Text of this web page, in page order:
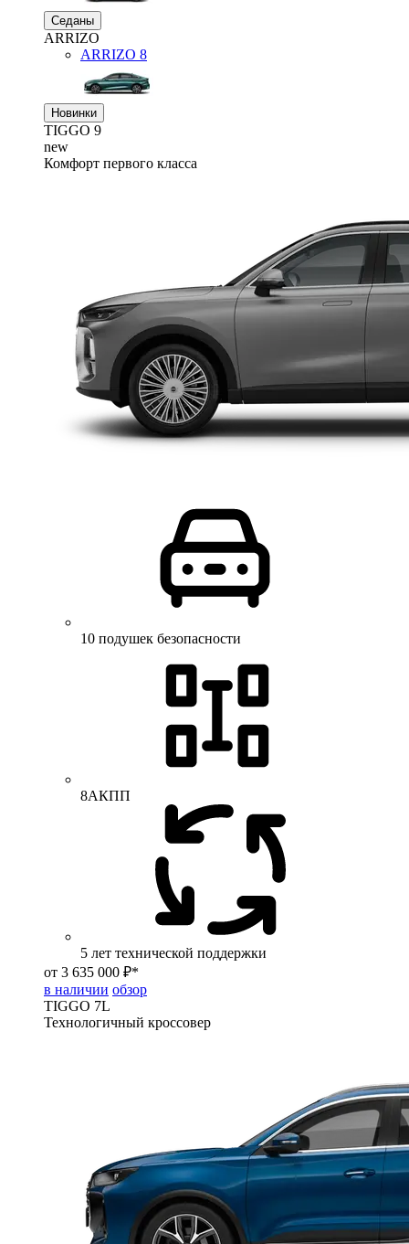
Седаны
ARRIZO
ARRIZO 8
Новинки
TIGGO 9
new
Комфорт первого класса
10 подушек безопасности
8АКПП
5 лет технической поддержки
от 3 635 000 ₽*
в наличии обзор
TIGGO 7L
Технологичный кроссовер